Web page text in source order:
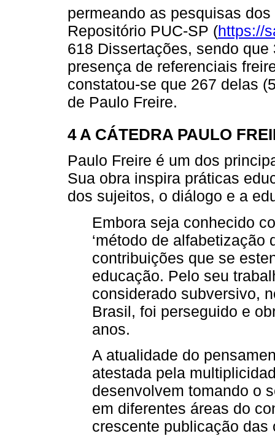
permeando as pesquisas
Repositório PUC-SP (https://
618 Dissertações, sendo
presença de referenciais
constatou-se que 267 delas
de Paulo Freire.
4 A CÁTEDRA PAULO
Paulo Freire é um dos
Sua obra inspira práticas
dos sujeitos, o diálogo e a
Embora seja conhecido
‘método de alfabetização
contribuições que se
educação. Pelo seu
considerado subversivo,
Brasil, foi perseguido e
anos.
A atualidade do
atestada pela
desenvolvem tomando o
em diferentes áreas do
crescente publicação das